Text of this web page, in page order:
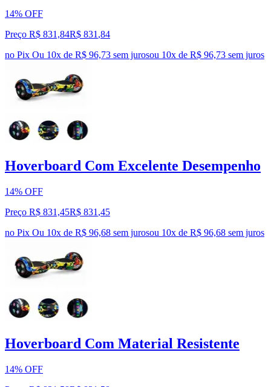
14% OFF
Preço R$ 831,84R$ 831 ,84
no Pix Ou 10x de R$ 96,73 sem jurosou 10x de R$ 96,73 sem juros
Hoverboard Com Excelente Desempenho
14% OFF
Preço R$ 831,45R$ 831 ,45
no Pix Ou 10x de R$ 96,68 sem jurosou 10x de R$ 96,68 sem juros
Hoverboard Com Material Resistente
14% OFF